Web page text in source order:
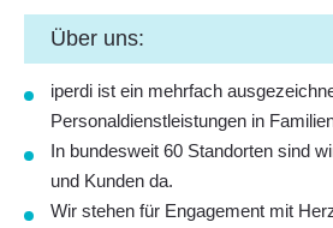
Über uns:
iperdi ist ein mehrfach
Personaldienstleistungen in
In bundesweit 60 Standorten sind
und Kunden da.
Wir stehen für Engagement mit